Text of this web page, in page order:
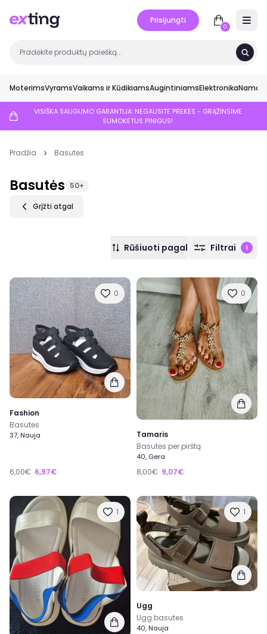
Prisijungti
0
MoterimsVyramsVaikams ir KūdikiamsAugintiniamsElektronikaNamai
VISIŠKA SAUGUMO GARANTIJA: NEGAUSITE PREKĖS - GRĄŽINSIME
SUMOKĖTUS PINIGUS!
Pradžia Basutės
Basutės 50+
Grįžti atgal
Rūšiuoti pagal Filtrai 1
0
Fashion
Basutės
37, Nauja
6,00€ 6,97€
0
Tamaris
Basutės per pirštą
40, Gera
8,00€ 9,07€
1 1
Ugg
Ugg basutes
40, Nauja